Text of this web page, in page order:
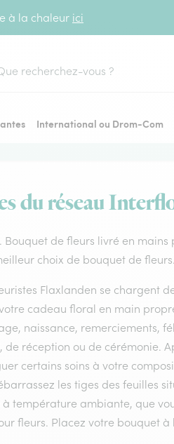
à la chaleur ici
International ou Drom-Com
du réseau
de fleurs livré en mains
choix de bouquet de fleurs.
Flaxlanden se chargent
cadeau floral en main
naissance, remerciements,
réception ou de cérémonie.
certains soins à votre
les tiges des feuilles
température ambiante, que
fleurs. Placez votre bouquet à